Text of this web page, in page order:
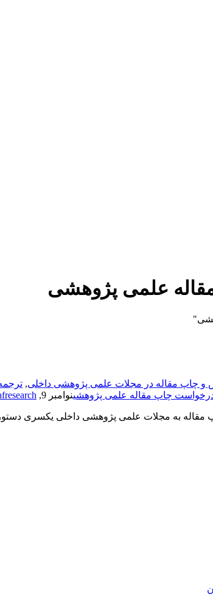
علمی پژوهشی
و چاپ مقاله در مجلات علمی پژوهشی داخلی,
چاپ مقاله علمی پژوهشینوامبر 9, 2020
به مجلات علمی پژوهشی داخلی یکسری